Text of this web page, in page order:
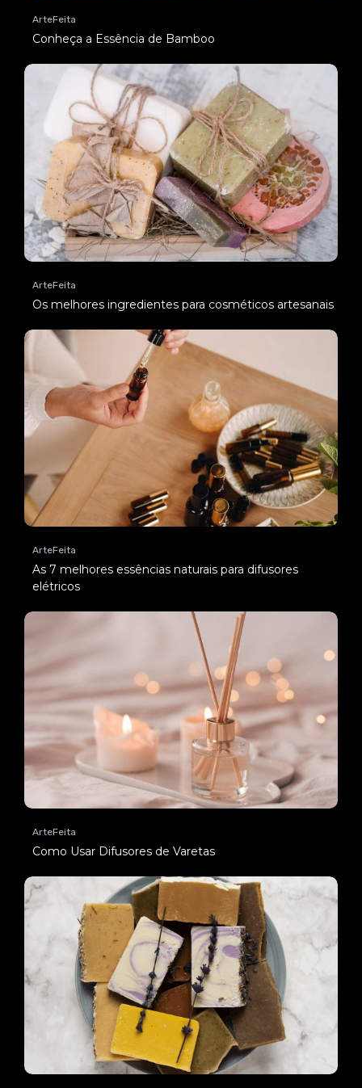
ArteFeita
Conheça a Essência de Bamboo
ArteFeita
Os melhores ingredientes para cosméticos artesanais
ArteFeita
As 7 melhores essências naturais para difusores
elétricos
ArteFeita
Como Usar Difusores de Varetas